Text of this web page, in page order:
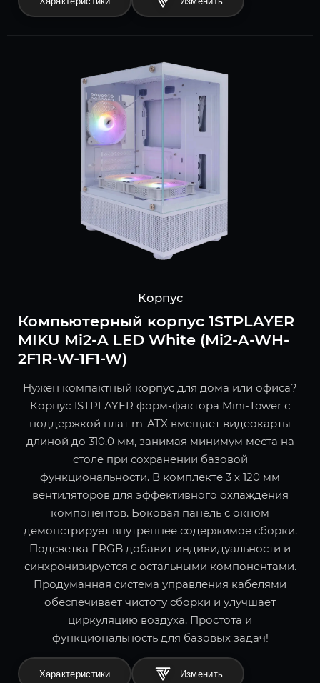
Корпус
Компьютерный корпус 1STPLAYER
MIKU Mi2-A LED White (Mi2-A-WH-
2F1R-W-1F1-W)
Нужен компактный корпус для дома или офиса?
Корпус 1STPLAYER форм-фактора Mini-Tower с
поддержкой плат m-ATX вмещает видеокарты
длиной до 310.0 мм, занимая минимум места на
столе при сохранении базовой
функциональности. В комплекте 3 x 120 мм
вентиляторов для эффективного охлаждения
компонентов. Боковая панель с окном
демонстрирует внутреннее содержимое сборки.
Подсветка FRGB добавит индивидуальности и
синхронизируется с остальными компонентами.
Продуманная система управления кабелями
обеспечивает чистоту сборки и улучшает
циркуляцию воздуха. Простота и
функциональность для базовых задач!
Характеристики